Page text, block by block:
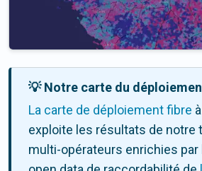
💡 Notre carte du
La carte de déploiement fibre
exploite les résultats de notre
multi-opérateurs enrichies par